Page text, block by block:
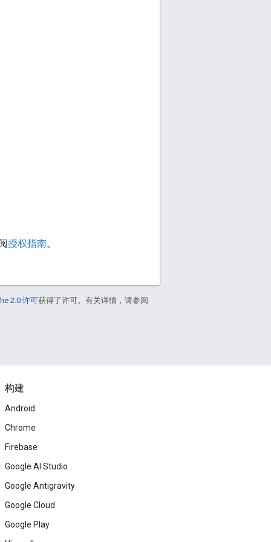
授权指南。
2.0 许可获得了许可。有关详情，请参阅
构建
Android
Chrome
Firebase
Google AI Studio
Google Antigravity
Google Cloud
Google Play